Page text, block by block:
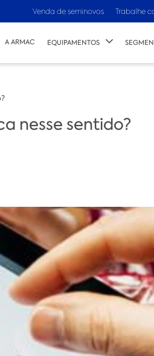
Venda de seminovos Trabalhe
A ARMAC EQUIPAMENTOS
nesse sentido?